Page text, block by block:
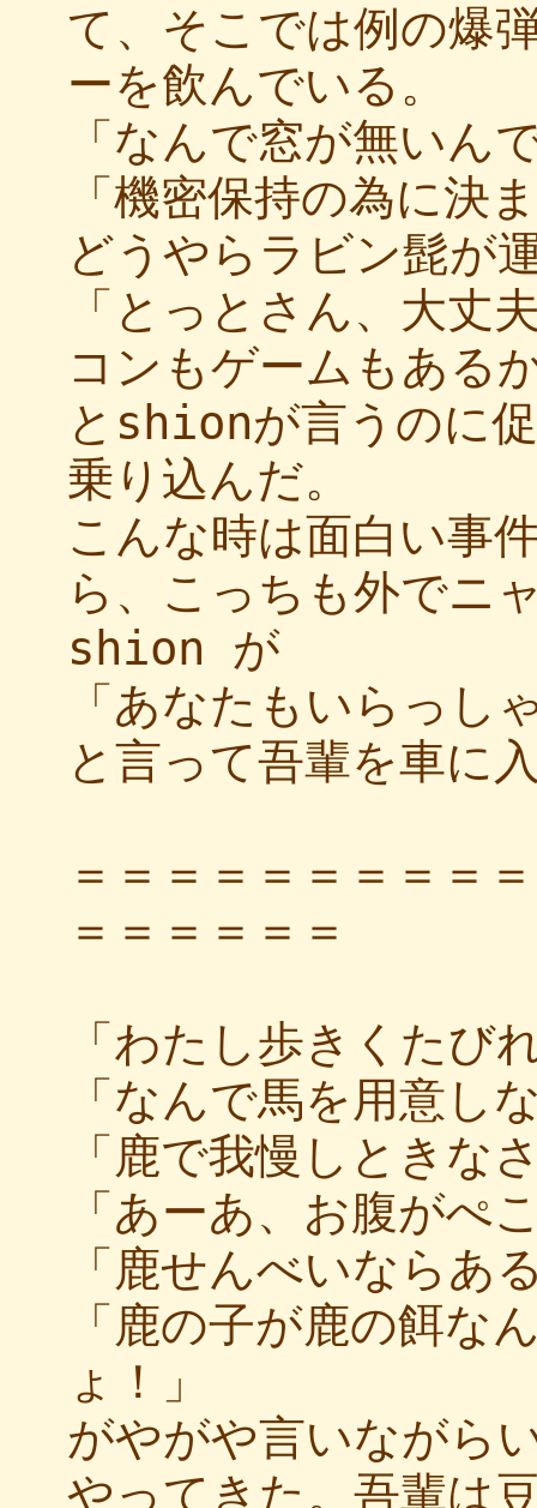
て、そこでは例の爆
ーを飲んでいる。
「なんで窓が無いん
「機密保持の為に決
どうやらラビン髭が
「とっとさん、大丈
コンもゲームもある
とshionが言うのに
乗り込んだ。
こんな時は面白い事
ら、こっちも外でニ
shion が
「あなたもいらっし
と言って吾輩を車に
＝＝＝＝＝＝＝＝＝
＝＝＝＝＝＝
「わたし歩きくたび
「なんで馬を用意し
「鹿で我慢しときな
「あーあ、お腹がぺ
「鹿せんべいならあ
「鹿の子が鹿の餌な
ょ！」
がやがや言いながら
やってきた。吾輩は